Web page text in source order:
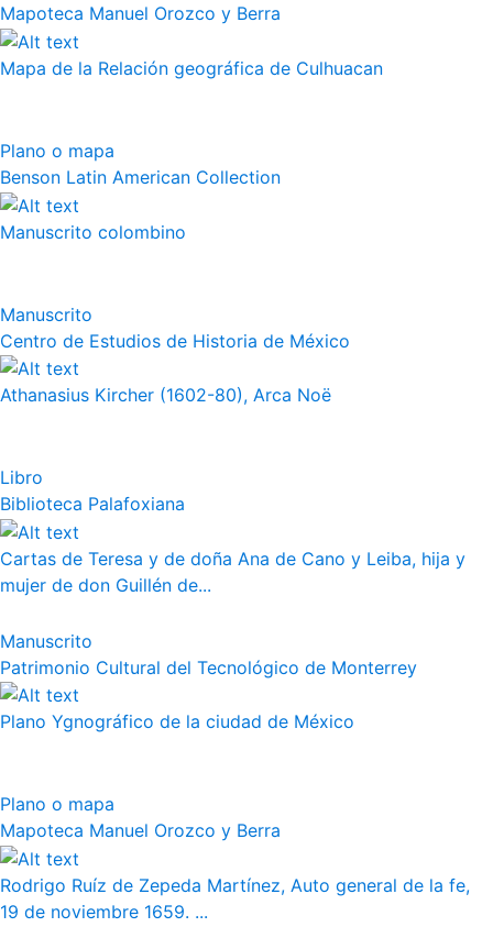
Mapoteca Manuel Orozco y Berra
Mapa de la Relación geográfica de Culhuacan
Plano o mapa
Benson Latin American Collection
Manuscrito colombino
Manuscrito
Centro de Estudios de Historia de México
Athanasius Kircher (1602-80), Arca Noë
Libro
Biblioteca Palafoxiana
Cartas de Teresa y de doña Ana de Cano y Leiba, hija y
mujer de don Guillén de...
Manuscrito
Patrimonio Cultural del Tecnológico de Monterrey
Plano Ygnográfico de la ciudad de México
Plano o mapa
Mapoteca Manuel Orozco y Berra
Rodrigo Ruíz de Zepeda Martínez, Auto general de la fe,
19 de noviembre 1659. ...